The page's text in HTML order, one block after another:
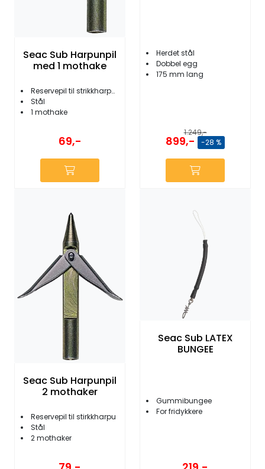
Seac Sub Harpunpil
med 1 mothake
Reservepil til strikkharpum
Stål
1 mothake
69,-
Herdet stål
Dobbel egg
175 mm lang
1.249,-
899,- -28 %
Seac Sub Harpunpil
2 mothaker
Reservepil til stirkkharpu
Stål
2 mothaker
Seac Sub LATEX
BUNGEE
Gummibungee
For fridykkere